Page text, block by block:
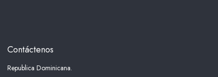
Contáctenos
Republica Dominicana.